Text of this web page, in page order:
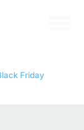
Friday